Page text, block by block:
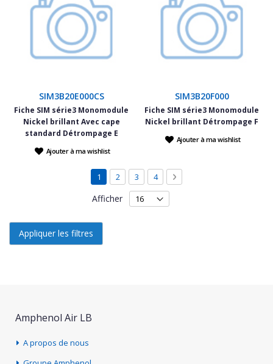
SIM3B20E000CS
Fiche SIM série3 Monomodule
Nickel brillant Avec cape
standard Détrompage E
Ajouter à ma wishlist
SIM3B20F000
Fiche SIM série3 Monomodule
Nickel brillant Détrompage F
Ajouter à ma wishlist
Page
Vous lisez actuellement la page
1 Page
2 Page
3 Page
4 Page
Suivant
Afficher
Appliquer les filtres
Amphenol Air LB
A propos de nous